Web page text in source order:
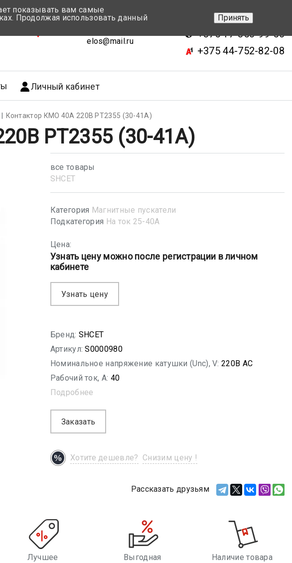
elos@mail.ru
+375 17-343-46-70
+375 17-350-99-56
+375 44-752-82-08
Личный кабинет
Контактор КМО 40А 220В РТ2355 (30-41А)
РТ2355 (30-41А)
все товары
SHСET
Категория Магнитные пускатели
Подкатегория На ток 25-40А
Цена:
Узнать цену можно после регистрации в личном
кабинете
Узнать цену
Бренд: SHСET
Артикул: S0000980
Номинальное напряжение катушки (Unc), V: 220В АС
Рабочий ток, A: 40
Подробнее
Заказать
Хотите дешевле? Снизим цену !
Рассказать друзьям
Лучшее
Выгодная
Наличие товара
показывать вам самые
Продолжая использовать данный
Принять